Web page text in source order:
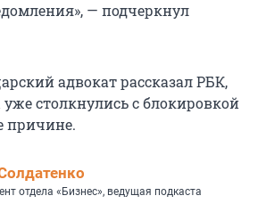
— подчеркнул
адвокат рассказал РБК,
столкнулись с блокировкой
причине.
отдела «Бизнес», ведущая подкаста